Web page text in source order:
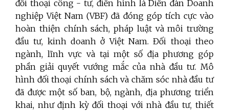
đối thoại công - tư, điển hình là Diễn đàn Doanh
nghiệp Việt Nam (VBF) đã đóng góp tích cực vào
hoàn thiện chính sách, pháp luật và môi trường
đầu tư, kinh doanh ở Việt Nam. Đối thoại theo
ngành, lĩnh vực và tại một số địa phương góp
phần giải quyết vướng mắc của nhà đầu tư. Mô
hình đối thoại chính sách và chăm sóc nhà đầu tư
đã được một số ban, bộ, ngành, địa phương triển
khai, như định kỳ đối thoại với nhà đầu tư, thiết